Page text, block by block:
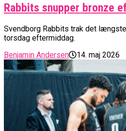
Rabbits snupper bronze
Svendborg Rabbits trak det
torsdag eftermiddag.
Benjamin Andersen
14. maj 2026